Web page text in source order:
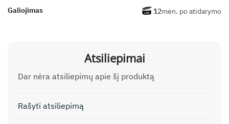
Galiojimas 12mėn. po atidarymo
Atsiliepimai
Dar nėra atsiliepimų apie šį produktą
Rašyti atsiliepimą